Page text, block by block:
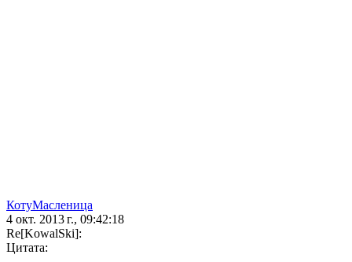
КотуМасленица
4 окт. 2013 г., 09:42:18
Re[KowalSki]:
Цитата: